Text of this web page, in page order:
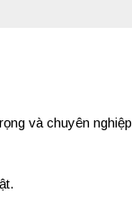
vàchuyênnghiệp